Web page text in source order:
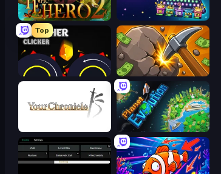
Incremental Epic Hero 2 PLINKO!
Top
Crusher Clicker Mine Clicker
Planet Evolution: Idle Clicker